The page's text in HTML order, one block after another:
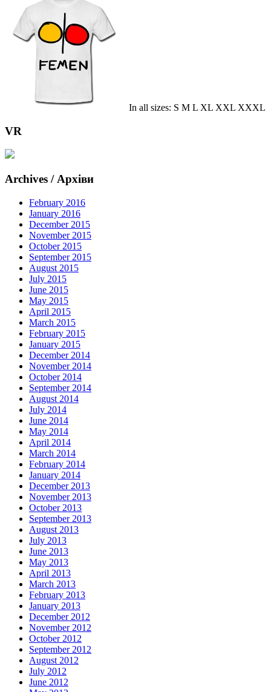
In all sizes: S M L XL XXL XXXL
VR
Archives / Архіви
February 2016
January 2016
December 2015
November 2015
October 2015
September 2015
August 2015
July 2015
June 2015
May 2015
April 2015
March 2015
February 2015
January 2015
December 2014
November 2014
October 2014
September 2014
August 2014
July 2014
June 2014
May 2014
April 2014
March 2014
February 2014
January 2014
December 2013
November 2013
October 2013
September 2013
August 2013
July 2013
June 2013
May 2013
April 2013
March 2013
February 2013
January 2013
December 2012
November 2012
October 2012
September 2012
August 2012
July 2012
June 2012